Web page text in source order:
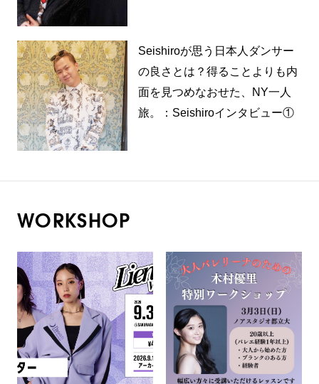
Seishiroが思う日本人ダンサー
の良さとは？得ることよりも内
面を見つめなおせた、NY一人
旅。：Seishiroインタビュー①
WORKSHOP